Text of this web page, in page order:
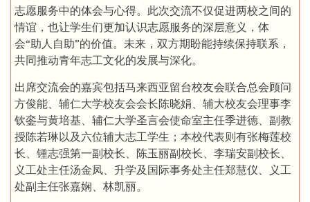
志愿服务中的体会与心得。此次交流不仅促进两校之间的
情谊，也让学生们更加认识志愿服务的深层意义，体
会“助人自助”的价值。未来，双方期盼能持续保持联系，
共同推动青年志工文化的发展与深化。
出席交流会的嘉宾包括马来西亚留台校友会联合总会顾问
方俊能、辅仁大学校友会会长陈晓娟、辅大校友会理事李
钦銮与黄培基、辅仁大学圣言会使命室主任季进德、副教
授陈若琳以及六位辅大志工学生；本校代表则有张梅莲校
长、锺志强第一副校长、陈玉丽副校长、李瑞安副校长、
义工处主任汤金凤、升学及国际事务处主任郑慧仪、义工
处副主任张嘉娴、林凯丽。